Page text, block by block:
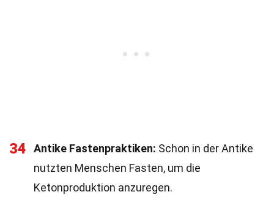
34 Antike Fastenpraktiken: Schon in der Antike
nutzten Menschen Fasten, um die
Ketonproduktion anzuregen.